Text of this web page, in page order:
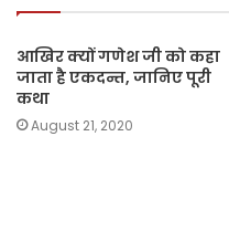
आखिर क्यों गणेश जी को कहा
जाता है एकदन्त, जानिए पूरी
कथा
August 21, 2020